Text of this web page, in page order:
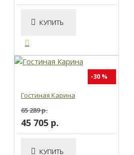
КУПИТЬ
-30 %
Гостиная Карина
65 289 р.
45 705 р.
КУПИТЬ